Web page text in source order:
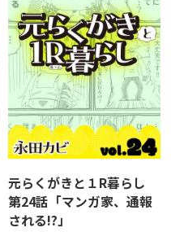
元らくがきと１R暮らし
第24話「マンガ家、通報
される!?」